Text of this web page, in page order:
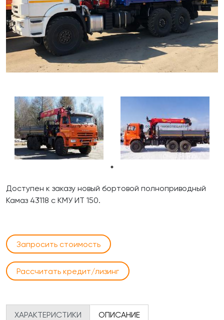
Доступен к заказу новый бортовой полноприводный
Камаз 43118 с КМУ ИТ 150.
Запросить стоимость
Рассчитать кредит/лизинг
ХАРАКТЕРИСТИКИ ОПИСАНИЕ